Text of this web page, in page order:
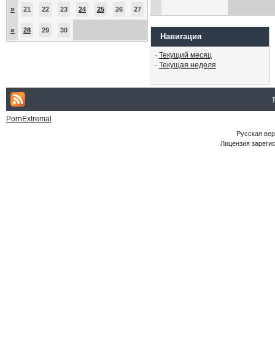
» 21 22 23 24 25 26 27
» 28 29 30
Навигация
· Текущий месяц
· Текущая неделя
PornExtremal
Русская
Лицензия